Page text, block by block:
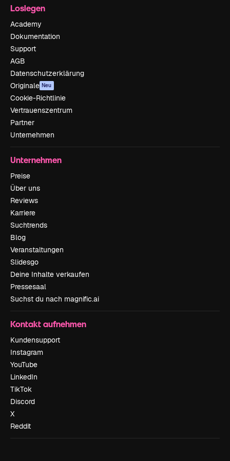
Loslegen
Academy
Dokumentation
Support
AGB
Datenschutzerklärung
Originale Neu
Cookie-Richtlinie
Vertrauenszentrum
Partner
Unternehmen
Unternehmen
Preise
Über uns
Reviews
Karriere
Suchtrends
Blog
Veranstaltungen
Slidesgo
Deine Inhalte verkaufen
Pressesaal
Suchst du nach magnific.ai
Kontakt aufnehmen
Kundensupport
Instagram
YouTube
LinkedIn
TikTok
Discord
X
Reddit